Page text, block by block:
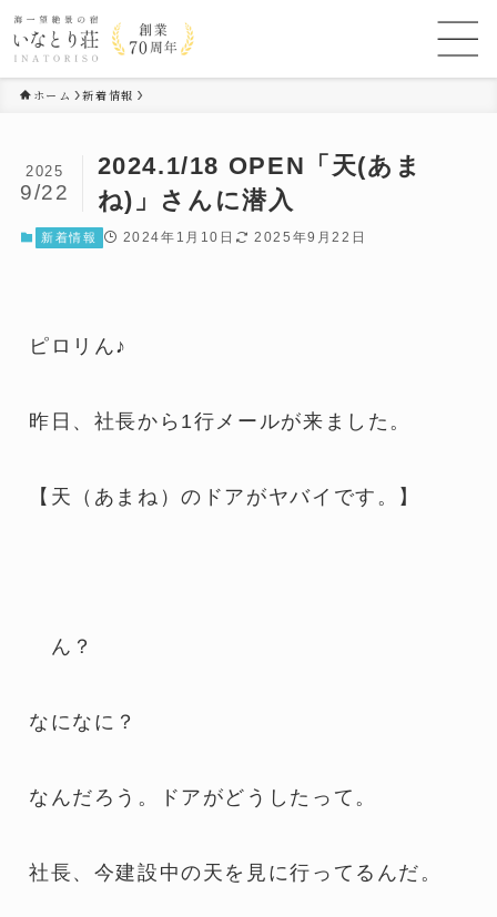
ホーム 新着情報
2024.1/18 OPEN「天(あま
ね)」さんに潜入
2025
9/22
新着情報 2024年1月10日 2025年9月22日
ピロリん♪
昨日、社長から1行メールが来ました。
【天（あまね）のドアがヤバイです。】
ん？
なになに？
なんだろう。ドアがどうしたって。
社長、今建設中の天を見に行ってるんだ。